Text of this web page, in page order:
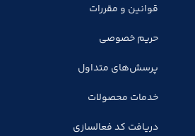
قوانین و مقررات
حریم خصوصی
پرسش‌های متداول
خدمات محصولات
دریافت کد فعالسازی